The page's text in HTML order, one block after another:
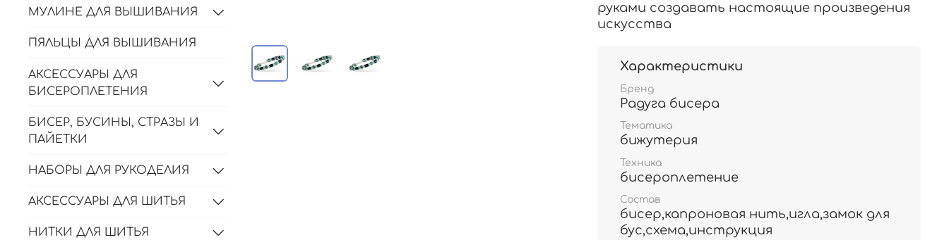
руками создавать настоящие произведения
искусства
Характеристики
Бренд
Радуга бисера
Тематика
бижутерия
Техника
бисероплетение
Состав
бисер,капроновая нить,игла,замок для
бус,схема,инструкция
МУЛИНЕ ДЛЯ ВЫШИВАНИЯ
ПЯЛЬЦЫ ДЛЯ ВЫШИВАНИЯ
АКСЕССУАРЫ ДЛЯ
БИСЕРОПЛЕТЕНИЯ
БИСЕР, БУСИНЫ, СТРАЗЫ И
ПАЙЕТКИ
НАБОРЫ ДЛЯ РУКОДЕЛИЯ
АКСЕССУАРЫ ДЛЯ ШИТЬЯ
НИТКИ ДЛЯ ШИТЬЯ